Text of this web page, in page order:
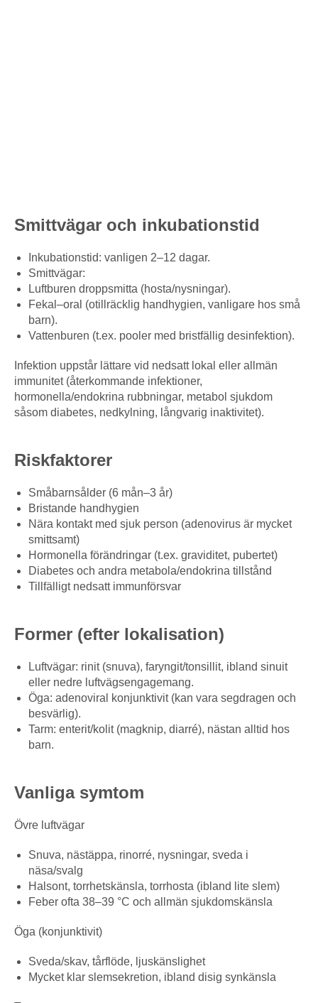
Smittvägar och inkubationstid
Inkubationstid: vanligen 2–12 dagar.
Smittvägar:
Luftburen droppsmitta (hosta/nysningar).
Fekal–oral (otillräcklig handhygien, vanligare hos små
barn).
Vattenburen (t.ex. pooler med bristfällig desinfektion).
Infektion uppstår lättare vid nedsatt lokal eller allmän
immunitet (återkommande infektioner,
hormonella/endokrina rubbningar, metabol sjukdom
såsom diabetes, nedkylning, långvarig inaktivitet).
Riskfaktorer
Småbarnsålder (6 mån–3 år)
Bristande handhygien
Nära kontakt med sjuk person (adenovirus är mycket
smittsamt)
Hormonella förändringar (t.ex. graviditet, pubertet)
Diabetes och andra metabola/endokrina tillstånd
Tillfälligt nedsatt immunförsvar
Former (efter lokalisation)
Luftvägar: rinit (snuva), faryngit/tonsillit, ibland sinuit
eller nedre luftvägsengagemang.
Öga: adenoviral konjunktivit (kan vara segdragen och
besvärlig).
Tarm: enterit/kolit (magknip, diarré), nästan alltid hos
barn.
Vanliga symtom
Övre luftvägar
Snuva, nästäppa, rinorré, nysningar, sveda i
näsa/svalg
Halsont, torrhetskänsla, torrhosta (ibland lite slem)
Feber ofta 38–39 °C och allmän sjukdomskänsla
Öga (konjunktivit)
Sveda/skav, tårflöde, ljuskänslighet
Mycket klar slemsekretion, ibland disig synkänsla